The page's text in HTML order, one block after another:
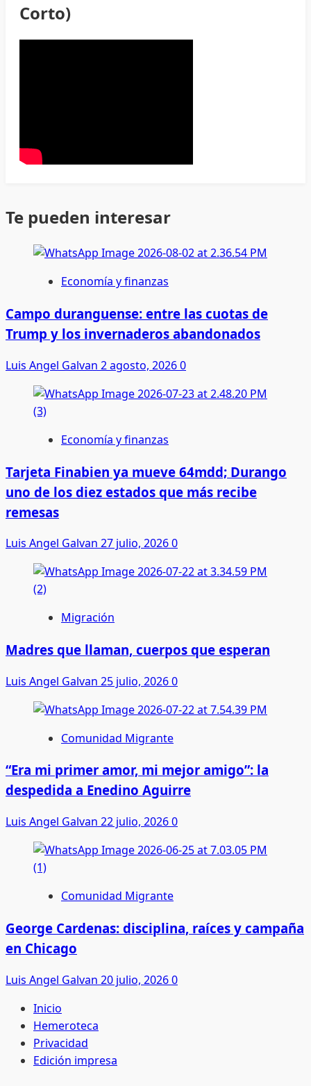
Corto)
Te pueden interesar
Economía y finanzas
Campo duranguense: entre las cuotas de
Trump y los invernaderos abandonados
Luis Angel Galvan 2 agosto, 20260
Economía y finanzas
Tarjeta Finabien ya mueve 64mdd; Durango
uno de los diez estados que más recibe
remesas
Luis Angel Galvan 27 julio, 20260
Migración
Madres que llaman, cuerpos que esperan
Luis Angel Galvan 25 julio, 20260
Comunidad Migrante
“Era mi primer amor, mi mejor amigo”: la
despedida a Enedino Aguirre
Luis Angel Galvan 22 julio, 20260
Comunidad Migrante
George Cardenas: disciplina, raíces y campaña
en Chicago
Luis Angel Galvan 20 julio, 20260
Inicio
Hemeroteca
Privacidad
Edición impresa